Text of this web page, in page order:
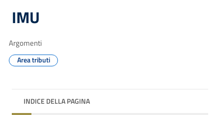
IMU
Argomenti
Area tributi
INDICE DELLA PAGINA